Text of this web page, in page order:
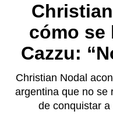
cómo se
Cazzu:
Christian Nodal
argentina que no se
de conquistar a